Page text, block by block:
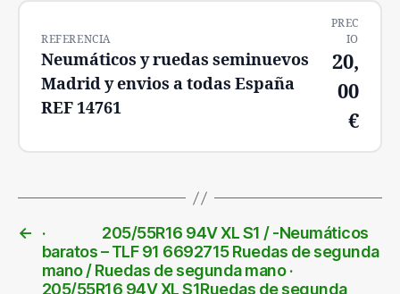
REFERENCIA
Neumáticos y ruedas seminuevos
Madrid y envios a todas España
REF 14761
PREC
IO
20,
00
€
←
· 205/55R16 94V XL S1 / -Neumáticos
baratos – TLF 91 6692715 Ruedas de segunda
mano / Ruedas de segunda mano ·
205/55R16 94V XL S1Ruedas de segunda